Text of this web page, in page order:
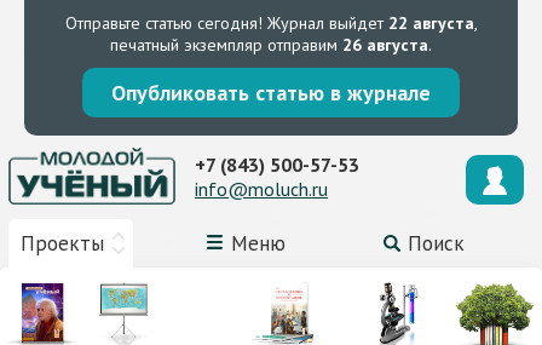
Отправьте статью сегодня! Журнал выйдет 22 августа,
печатный экземпляр отправим 26 августа.
Опубликовать статью в журнале
Проекты Меню Поиск
+7 (843) 500-57-53
info@moluch.ru